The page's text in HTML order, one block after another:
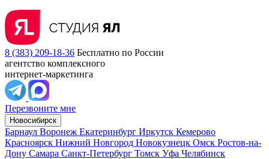
8 (383) 209-18-36 Бесплатно по России
агентство комплексного
интернет-маркетинга
Перезвоните мне
Новосибирск
Барнаул Воронеж Екатеринбург Иркутск Кемерово
Красноярск Нижний Новгород Новокузнецк Омск Ростов-на-
Дону Самара Санкт-Петербург Томск Уфа Челябинск